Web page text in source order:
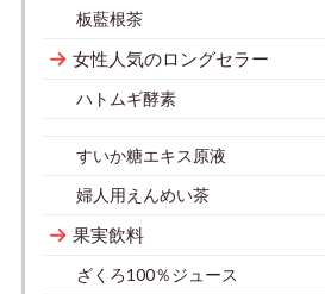
板藍根茶
女性人気のロングセラー
ハトムギ酵素
すいか糖エキス原液
婦人用えんめい茶
果実飲料
ざくろ100％ジュース